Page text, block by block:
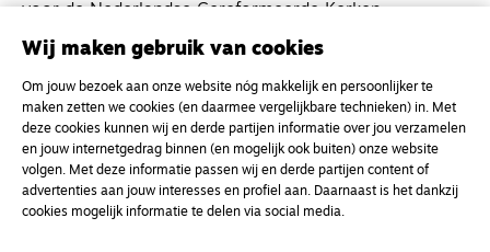
voor de Nederlandse Gereformeerde Kerken.
Kvk-nummer 33277063
NL46 INGB 0117 5827 86
info@onderwegonline.nl
Wij maken gebruik van cookies
Om jouw bezoek aan onze website nóg makkelijk en persoonlijker te
maken zetten we cookies (en daarmee vergelijkbare technieken) in. Met
deze cookies kunnen wij en derde partijen informatie over jou verzamelen
en jouw internetgedrag binnen (en mogelijk ook buiten) onze website
volgen. Met deze informatie passen wij en derde partijen content of
advertenties aan jouw interesses en profiel aan. Daarnaast is het dankzij
cookies mogelijk informatie te delen via social media.